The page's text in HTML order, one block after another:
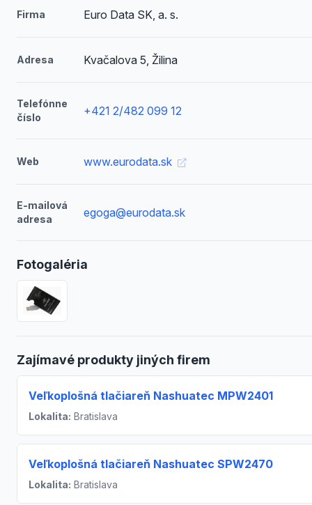
Firma Euro Data SK, a. s.
Adresa Kvačalova 5, Žilina
Telefónne
číslo
+421 2/482 099 12
Web www.eurodata.sk
E-mailová
adresa
egoga@eurodata.sk
Fotogaléria
Zajímavé produkty jiných firem
Veľkoplošná tlačiareň Nashuatec MPW2401
Lokalita: Bratislava
Veľkoplošná tlačiareň Nashuatec SPW2470
Lokalita: Bratislava